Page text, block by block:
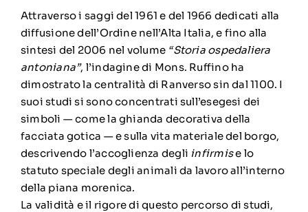
Attraverso i saggi del 1961 e del 1966 dedicati alla
diffusione dell’Ordine nell’Alta Italia, e fino alla
sintesi del 2006 nel volume “Storia ospedaliera
antoniana”, l’indagine di Mons. Ruffino ha
dimostrato la centralità di Ranverso sin dal 1100. I
suoi studi si sono concentrati sull’esegesi dei
simboli — come la ghianda decorativa della
facciata gotica — e sulla vita materiale del borgo,
descrivendo l’accoglienza degli infirmise lo
statuto speciale degli animali da lavoro all’interno
della piana morenica.
La validità e il rigore di questo percorso di studi,